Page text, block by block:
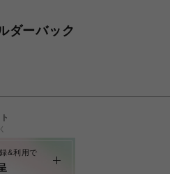
ダーバック
&利用で